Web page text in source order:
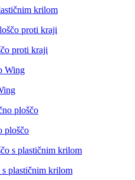
krilom
proti kraji
ploščo
s plastičnim krilom